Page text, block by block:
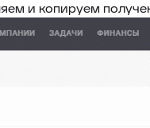
и копируем